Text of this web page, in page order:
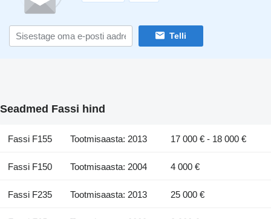
Telli
Seadmed Fassi hind
Fassi F155 Tootmisaasta: 2013 17 000 € - 18 000 €
Fassi F150 Tootmisaasta: 2004 4 000 €
Fassi F235 Tootmisaasta: 2013 25 000 €